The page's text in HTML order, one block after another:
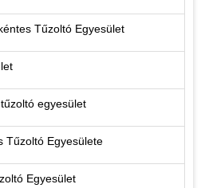
Tűzoltó Egyesület
egyesület
Tűzoltó Egyesülete
Egyesület